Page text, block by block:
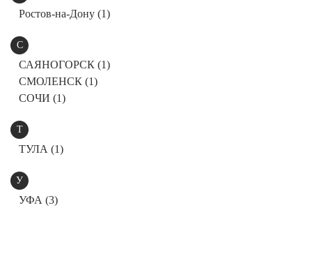
Ростов-на-Дону (1)
С
САЯНОГОРСК (1)
СМОЛЕНСК (1)
СОЧИ (1)
Т
ТУЛА (1)
У
УФА (3)